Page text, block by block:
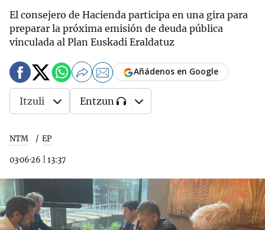
El consejero de Hacienda participa en una gira para
preparar la próxima emisión de deuda pública
vinculada al Plan Euskadi Eraldatuz
NTM EP
03·06·26 13:37
Añádenos en Google
Itzuli Entzun